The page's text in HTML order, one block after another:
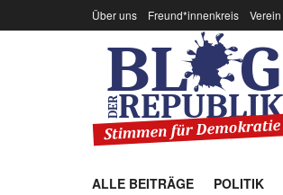
Über uns Freund*innenkreis Verein
ALLE BEITRÄGE POLITIK